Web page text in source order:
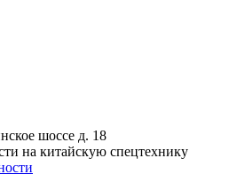
шоссе д. 18
на китайскую спецтехнику